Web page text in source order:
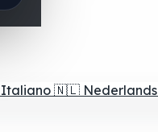
Italiano 🇳🇱 Nederlands